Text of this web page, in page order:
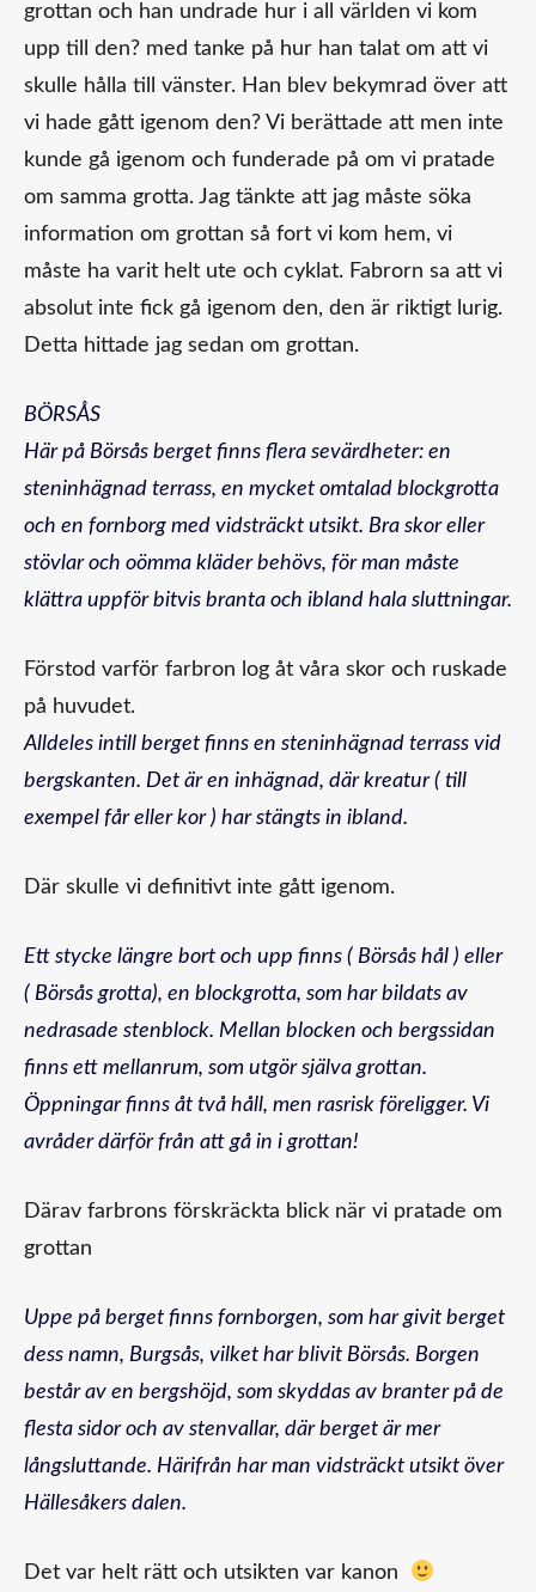
grottan och han undrade hur i all världen vi kom
upp till den? med tanke på hur han talat om att vi
skulle hålla till vänster. Han blev bekymrad över att
vi hade gått igenom den? Vi berättade att men inte
kunde gå igenom och funderade på om vi pratade
om samma grotta. Jag tänkte att jag måste söka
information om grottan så fort vi kom hem, vi
måste ha varit helt ute och cyklat. Fabrorn sa att vi
absolut inte fick gå igenom den, den är riktigt lurig.
Detta hittade jag sedan om grottan.
BÖRSÅS
Här på Börsås berget finns flera sevärdheter: en
steninhägnad terrass, en mycket omtalad blockgrotta
och en fornborg med vidsträckt utsikt. Bra skor eller
stövlar och oömma kläder behövs, för man måste
klättra uppför bitvis branta och ibland hala sluttningar.
Förstod varför farbron log åt våra skor och ruskade
på huvudet.
Alldeles intill berget finns en steninhägnad terrass vid
bergskanten. Det är en inhägnad, där kreatur ( till
exempel får eller kor ) har stängts in ibland.
Där skulle vi definitivt inte gått igenom.
Ett stycke längre bort och upp finns ( Börsås hål ) eller
( Börsås grotta), en blockgrotta, som har bildats av
nedrasade stenblock. Mellan blocken och bergssidan
finns ett mellanrum, som utgör själva grottan.
Öppningar finns åt två håll, men rasrisk föreligger. Vi
avråder därför från att gå in i grottan!
Därav farbrons förskräckta blick när vi pratade om
grottan
Uppe på berget finns fornborgen, som har givit berget
dess namn, Burgsås, vilket har blivit Börsås. Borgen
består av en bergshöjd, som skyddas av branter på de
flesta sidor och av stenvallar, där berget är mer
långsluttande. Härifrån har man vidsträckt utsikt över
Hällesåkers dalen.
Det var helt rätt och utsikten var kanon